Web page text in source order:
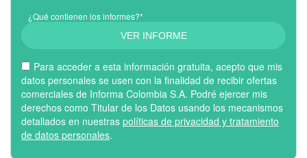
¿Qué contienen los informes?*
VER INFORME
Para acceder a esta información gratuita, acepto que mis
datos personales se usen con la finalidad de recibir ofertas
comerciales de Informa Colombia S.A. Podré ejercer mis
derechos como Titular de los Datos usando los mecanismos
detallados en nuestras políticas de privacidad y tratamiento
de datos personales.